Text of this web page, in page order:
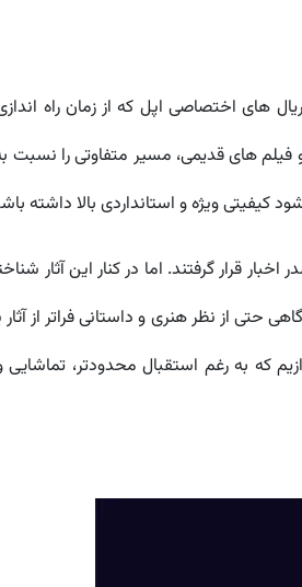
های اختصاصی اپل که از زمان راه
فیلم های قدیمی، مسیر متفاوتی را نسبت
قرار گرفتند. اما در کنار این آثار
حتی از نظر هنری و داستانی فراتر از
که به رغم استقبال محدودتر،